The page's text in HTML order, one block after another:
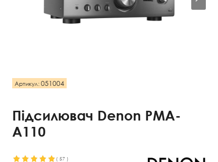
Артикул: 051004
Підсилювач Denon PMA-
A110
( 57 )